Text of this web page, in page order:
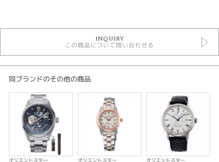
時計
革ベルト
自動巻き（オートマティック）
10気圧防水
オリエントスター
メンズ 腕時計
手巻き
性別
INQUIRY
この商品について問い合わせる
同ブランドのその他の商品
オリエントスター オリエントスター オリエントスター